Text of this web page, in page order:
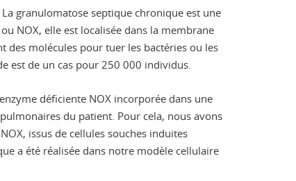
granulomatose septique chronique est une
NOX, elle est localisée dans la membrane
des molécules pour tuer les bactéries ou les
est de un cas pour 250 000 individus.
déficiente NOX incorporée dans une
du patient. Pour cela, nous avons
issus de cellules souches induites
a été réalisée dans notre modèle cellulaire